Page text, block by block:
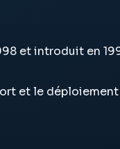
et introduit en
et le